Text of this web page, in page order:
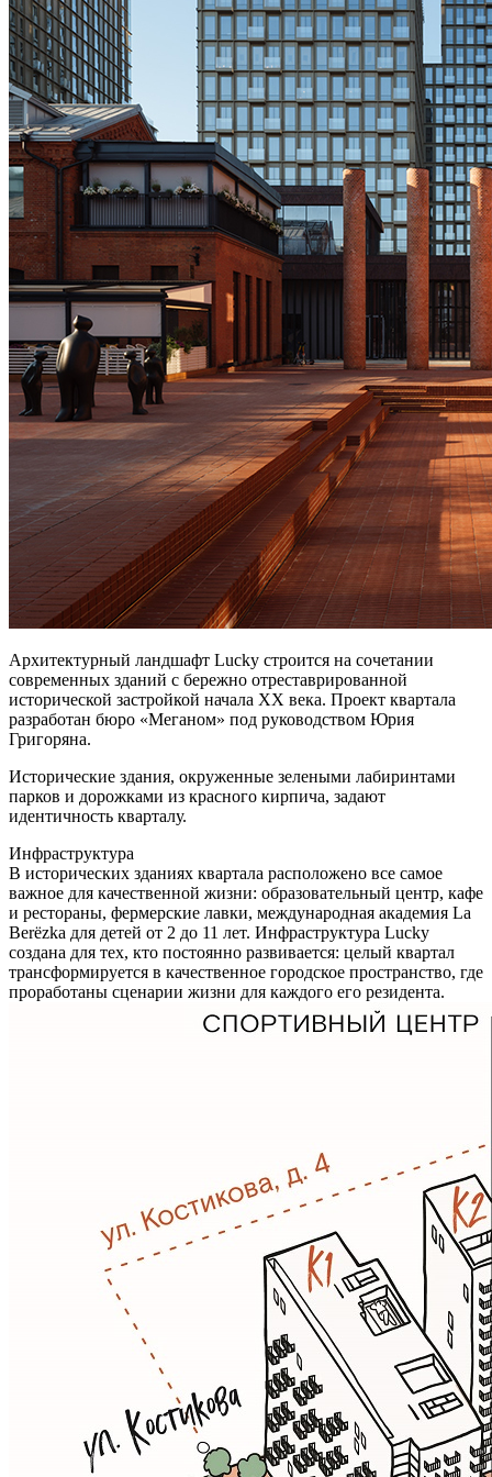
Архитектурный ландшафт Lucky строится на сочетании
современных зданий с бережно отреставрированной
исторической застройкой начала ХХ века. Проект квартала
разработан бюро «Меганом» под руководством Юрия
Григоряна.
Исторические здания, окруженные зелеными лабиринтами
парков и дорожками из красного кирпича, задают
идентичность кварталу.
Инфраструктура
В исторических зданиях квартала расположено все самое
важное для качественной жизни: образовательный центр, кафе
и рестораны, фермерские лавки, международная академия La
Berёzka для детей от 2 до 11 лет. Инфраструктура Lucky
создана для тех, кто постоянно развивается: целый квартал
трансформируется в качественное городское пространство, где
проработаны сценарии жизни для каждого его резидента.